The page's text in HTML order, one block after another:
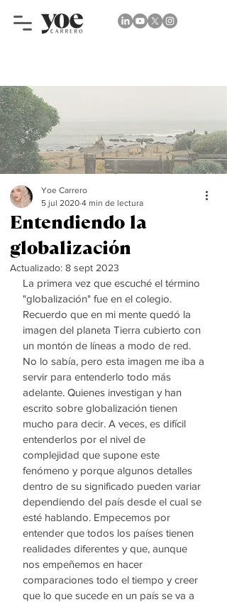
Entendiendo la
globalización
Yoe Carrero
5 jul 2020 4 min de lectura
Actualizado: 8 sept 2023
La primera vez que escuché el término
"globalización" fue en el colegio.
Recuerdo que en mi mente quedó la
imagen del planeta Tierra cubierto con
un montón de líneas a modo de red.
No lo sabía, pero esta imagen me iba a
servir para entenderlo todo más
adelante. Quienes investigan y han
escrito sobre globalización tienen
mucho para decir. A veces, es difícil
entenderlos por el nivel de
complejidad que supone este
fenómeno y porque algunos detalles
dentro de su significado pueden variar
dependiendo del país desde el cual se
esté hablando. Empecemos por
entender que todos los países tienen
realidades diferentes y que, aunque
nos empeñemos en hacer
comparaciones todo el tiempo y creer
que lo que sucede en un país se va a